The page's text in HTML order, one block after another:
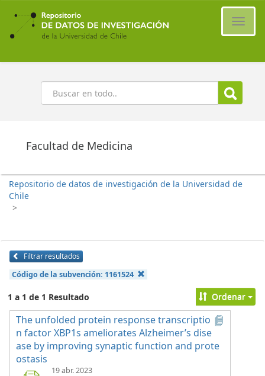
Ir
contenido
principal
Buscar
Facultad de Medicina
Repositorio de datos de investigación de la Universidad de
Chile
>
Filtrar resultados
Código de la subvención: 1161524
1 a 1 de 1 Resultado Ordenar
The unfolded protein response transcriptio
n factor XBP1s ameliorates Alzheimer’s dise
ase by improving synaptic function and prote
ostasis
19 abr. 2023